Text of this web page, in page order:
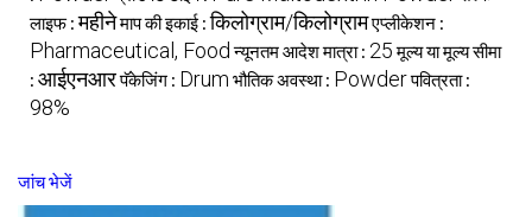
लाइफ :महीनेमाप की इकाई :किलोग्राम/किलोग्रामएप्लीकेशन :
Pharmaceutical, Food न्यूनतम आदेश मात्रा : 25 मूल्य या मूल्य सीमा
: आईएनआरपॅकेजिंग : Drum भौतिक अवस्था : Powderपवित्रता :
98%
जांच भेजें